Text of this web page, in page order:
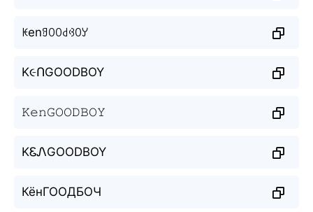
ꀘenꍌꄲꄲ꒯ꃳꄲꌦ
K૯ՈGOODBOY
𝙺𝚎𝚗𝙶𝙾𝙾𝙳𝙱𝙾𝚈
KᏋᏁGOODBOY
КёнГООДБОЧ